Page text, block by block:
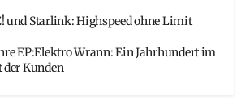
und Starlink: Highspeed ohne Limit
EP:Elektro Wrann: Ein Jahrhundert im
der Kunden